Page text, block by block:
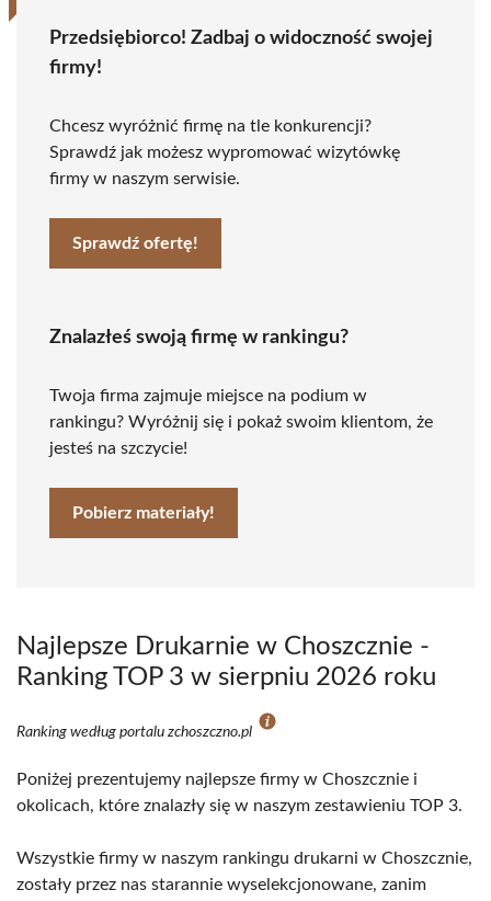
Przedsiębiorco! Zadbaj o widoczność swojej
firmy!
Chcesz wyróżnić firmę na tle konkurencji?
Sprawdź jak możesz wypromować wizytówkę
firmy w naszym serwisie.
Sprawdź ofertę!
Znalazłeś swoją firmę w rankingu?
Twoja firma zajmuje miejsce na podium w
rankingu? Wyróżnij się i pokaż swoim klientom, że
jesteś na szczycie!
Pobierz materiały!
Najlepsze Drukarnie w Choszcznie -
Ranking TOP 3 w sierpniu 2026 roku
Ranking według portalu zchoszczno.pl
Poniżej prezentujemy najlepsze firmy w Choszcznie i
okolicach, które znalazły się w naszym zestawieniu TOP 3.
Wszystkie firmy w naszym rankingu drukarni w Choszcznie,
zostały przez nas starannie wyselekcjonowane, zanim